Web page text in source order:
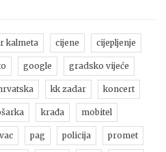
kalmeta cijene cijepljenje
google gradsko vijeće
kk zadar koncert
krađa mobitel
pag policija promet